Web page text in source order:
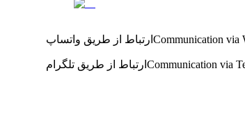
ارتباط از طریق واتساپ Communication via
ارتباط از طریق تلگرام Communication via